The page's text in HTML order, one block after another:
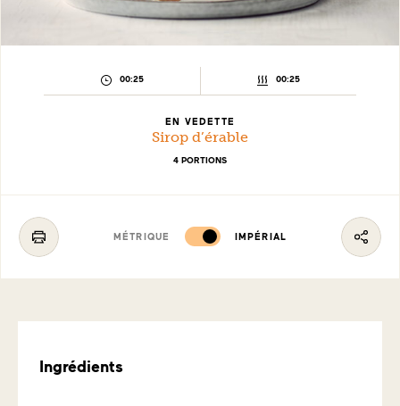
TEMPS
PRÉPARATION :
00:25 TEMPS
CUISSON :
00:25
EN VEDETTE
Sirop d’érable
4 PORTIONS
MÉTRIQUE IMPÉRIAL
Ingrédients